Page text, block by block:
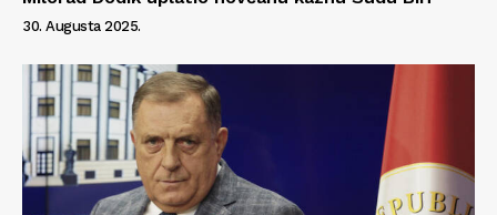
30. Augusta 2025.